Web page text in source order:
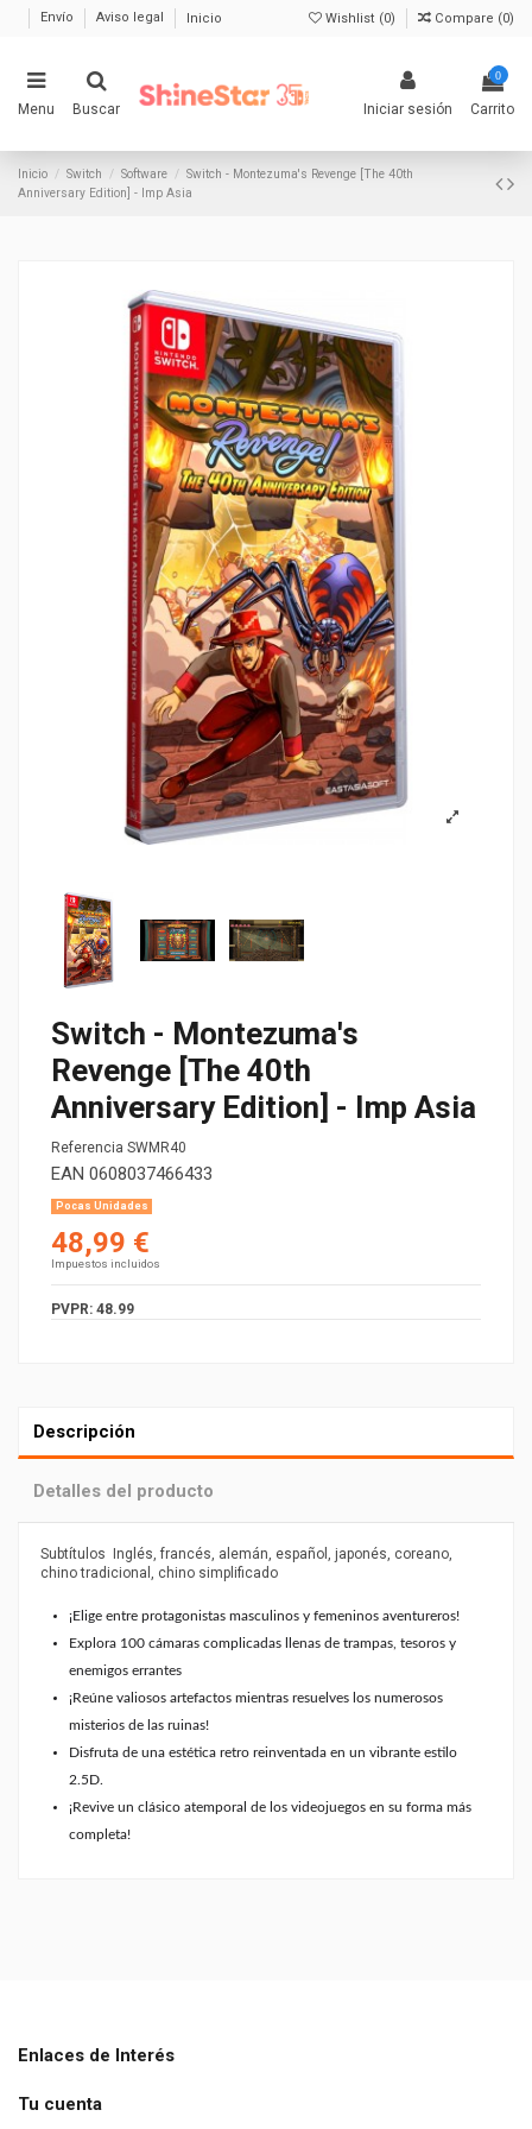
Envío Aviso legal Inicio Wishlist (0) Compare (0)
Menu Buscar Iniciar sesión
0
Carrito
Inicio Switch Software
Switch - Montezuma's Revenge [The 40th
Anniversary Edition] - Imp Asia
Switch - Montezuma's
Revenge [The 40th
Anniversary Edition] - Imp Asia
Referencia SWMR40
EAN 0608037466433
Pocas Unidades
48,99 €
Impuestos incluidos
PVPR: 48.99
Descripción
Detalles del producto
Subtítulos
Inglés, francés, alemán, español, japonés, coreano,
chino tradicional, chino simplificado
¡Elige entre protagonistas masculinos y femeninos aventureros!
Explora 100 cámaras complicadas llenas de trampas, tesoros y
enemigos errantes
¡Reúne valiosos artefactos mientras resuelves los numerosos
misterios de las ruinas!
Disfruta de una estética retro reinventada en un vibrante estilo
2.5D.
¡Revive un clásico atemporal de los videojuegos en su forma más
completa!
Enlaces de Interés
Tu cuenta